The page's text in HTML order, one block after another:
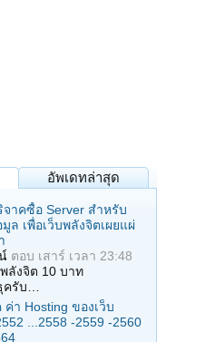
อัพเดทล่าสุด
าคซื้อ Server สำหรับ
ล เพื่อเว็บพลังจิตเผยแผ่
ตอบ เสาร์ เวลา 23:48
ลังจิต 10 บาท
รับ…
า Hosting ของเว็บ
...2558 -2559 -2560